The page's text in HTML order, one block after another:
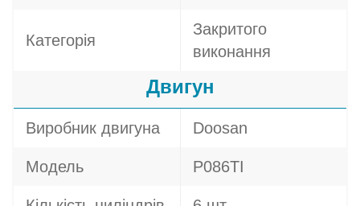
Категорія
Закритого
виконання
Двигун
Виробник двигуна Doosan
Модель P086TI